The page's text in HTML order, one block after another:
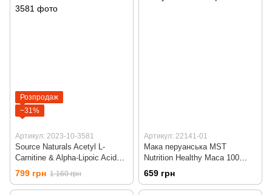
Розпродаж
−31%
Артикул: 2023-10-3581
Source Naturals Acetyl L-
Carnitine & Alpha-Lipoic Acid
650 мг 60 таблеток
799 грн 1 160 грн
Артикул: 22141-01
Мака перуанська MST
Nutrition Healthy Maca 100
капсул
659 грн